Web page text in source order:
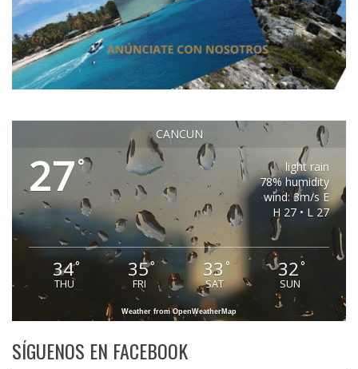
CANCUN
27°
light rain
78% humidity
wind: 3m/s E
H 27 • L 27
34°
THU
35°
FRI
33 °
SAT
32°
SUN
Weather from OpenWeatherMap
SÍGUENOS EN FACEBOOK